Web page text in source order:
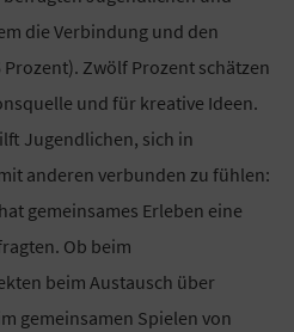
die Verbindung und den
Zwölf Prozent schätzen
und für kreative Ideen.
Jugendlichen, sich in
anderen verbunden zu fühlen:
gemeinsames Erleben eine
Ob beim
beim Austausch über
gemeinsamen Spielen von